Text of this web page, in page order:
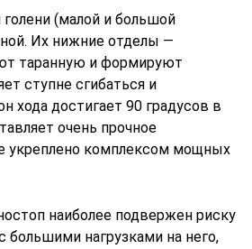
(малой и большой
Их нижние отделы —
таранную и формируют
ступне сгибаться и
хода достигает 90 градусов в
очень прочное
укреплено комплексом мощных
наиболее подвержен риску
большими нагрузками на него,